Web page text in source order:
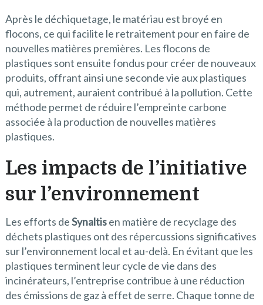
Après le déchiquetage, le matériau est broyé en
flocons, ce qui facilite le retraitement pour en faire de
nouvelles matières premières. Les flocons de
plastiques sont ensuite fondus pour créer de nouveaux
produits, offrant ainsi une seconde vie aux plastiques
qui, autrement, auraient contribué à la pollution. Cette
méthode permet de réduire l’empreinte carbone
associée à la production de nouvelles matières
plastiques.
Les impacts de l’initiative
sur l’environnement
Les efforts deSynaltisen matière de recyclage des
déchets plastiques ont des répercussions significatives
sur l’environnement local et au-delà. En évitant que les
plastiques terminent leur cycle de vie dans des
incinérateurs, l’entreprise contribue à une réduction
des émissions de gaz à effet de serre. Chaque tonne de